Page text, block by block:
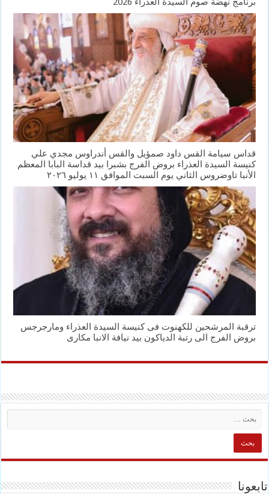
قداس سيامة القس داود صمؤيل والقس أندراوس مجدي علي
كنيسة السيدة العذراء بروض الفرج بشبرا بيد قداسة البابا المعظم
الأنبا تاوضروس الثاني يوم السبت الموافق ١١ يوليو ٢٠٢٦
ترقبة المرشحين للكهنوت فى كنيسة السيدة العذراء ومارجرجس
بروض الفرج الى رتبة الدياكون بيد نيافة الانبا مكارى
تابعونا